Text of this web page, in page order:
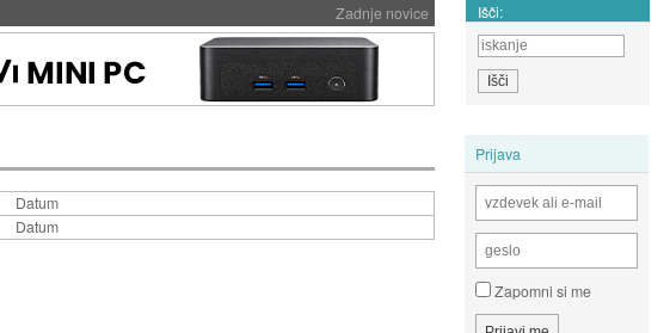
Zadnje novice Išči:
Prijava
Zapomni si me
Datum
Datum